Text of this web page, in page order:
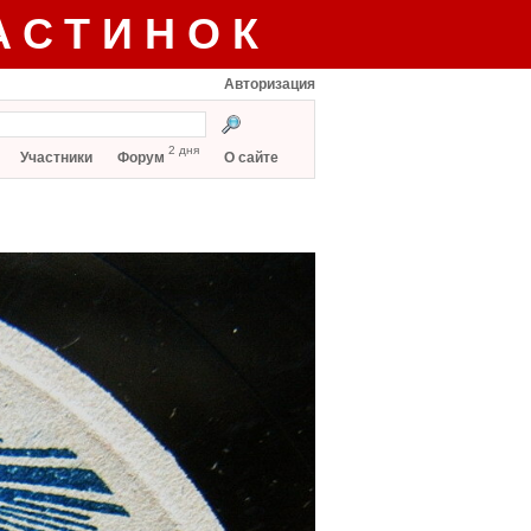
Авторизация
Участники Форум 2 дня О сайте